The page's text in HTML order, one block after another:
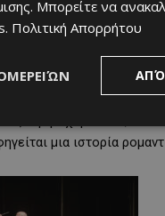
Vienna
την αυθεντική
μια ιστορία
. Μπορείτε να
. Πολιτική Απορρήτου